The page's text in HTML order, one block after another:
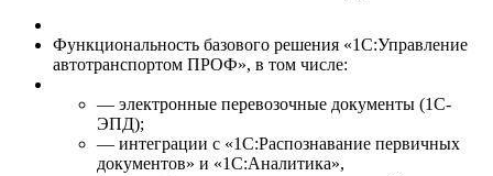
Функциональность базового решения «1С:Управление
автотранспортом ПРОФ», в том числе:
— электронные перевозочные документы (1С-
ЭПД);
— интеграции с «1С:Распознавание первичных
документов» и «1С:Аналитика»,